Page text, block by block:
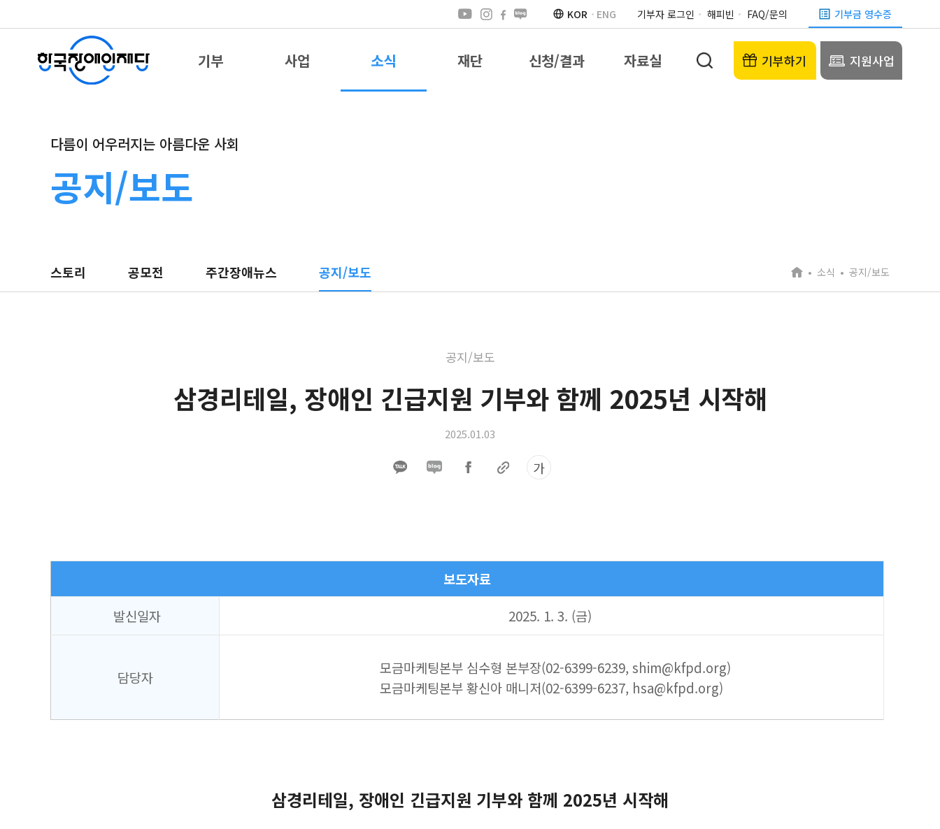
KOR ENG 기부자 로그인 해피빈 FAQ/문의 기부금 영수증
기부 사업 소식 재단 신청/결과 자료실 기부하기 지원사업
다름이 어우러지는 아름다운 사회
공지/보도
스토리 공모전 주간장애뉴스 공지/보도 소식 공지/보도
공지/보도
삼경리테일, 장애인 긴급지원 기부와 함께 2025년 시작해
2025.01.03
가
​보도자료
발신일자
2025. 1. 3. (금)
담당자
모금마케팅본부 심수형 본부장(02-6399-6239, shim@kfpd.org)
모금마케팅본부 황신아 매니저(02-6399-6237, hsa@kfpd.org)
삼경리테일, 장애인 긴급지원 기부와 함께 2025년 시작해